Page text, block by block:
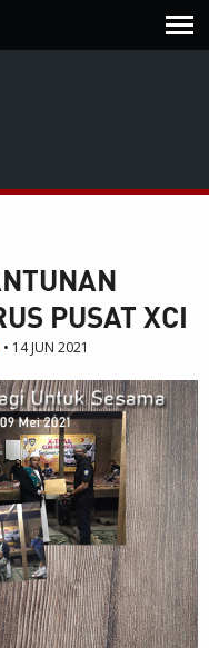
PUSAT XCI
• 14 JUN 2021